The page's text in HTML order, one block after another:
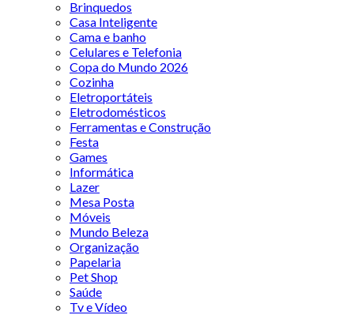
Brinquedos
Casa Inteligente
Cama e banho
Celulares e Telefonia
Copa do Mundo 2026
Cozinha
Eletroportáteis
Eletrodomésticos
Ferramentas e Construção
Festa
Games
Informática
Lazer
Mesa Posta
Móveis
Mundo Beleza
Organização
Papelaria
Pet Shop
Saúde
Tv e Vídeo